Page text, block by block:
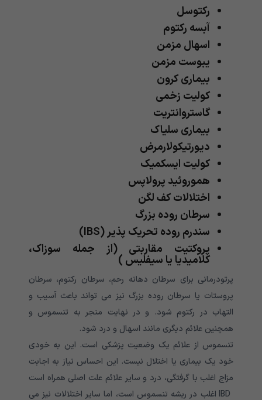
رکتوسل
آبسه رکتوم
اسهال مزمن
یبوست مزمن
بیماری کرون
کولیت زخمی
گاستروانتریت
بیماری سلیاک
دیورتیکولارمرض
کولیت ایسکمیک
هموروئید پرولاپس
اختلالات کف لگن
سرطان روده بزرگ
سندرم روده تحریک پذیر (IBS)
پروکتیت مقاربتی (از جمله سوزاک،
کلامیدیا یا سیفلیس )
پرتودرمانی برای سرطان دهانه رحم، سرطان رکتوم، سرطان
پروستات یا سرطان روده بزرگ نیز می تواند باعث آسیب و
التهاب در رکتوم شود. و در نهایت منجر به تنسموس و
همچنین علائم دیگری مانند اسهال و درد شود.
تنسموس از علائم یک وضعیت پزشکی است. این به خودی
خود یک بیماری یا اختلال نیست. این احساس نیاز به اجابت
مزاج اغلب با گرفتگی، درد و سایر علائم علت اصلی همراه است
IBD اغلب در ریشه تنسموس است، اما سایر اختلالات نیز می